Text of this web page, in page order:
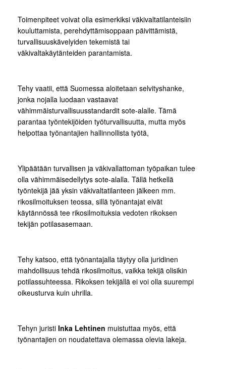
Toimenpiteet voivat olla esimerkiksi väkivaltatilanteisiin
kouluttamista, perehdyttämisoppaan päivittämistä,
turvallisuuskävelyiden tekemistä tai
väkivaltakäytänteiden parantamista.
Tehy vaatii, että Suomessa aloitetaan selvityshanke,
jonka nojalla luodaan vastaavat
vähimmäisturvallisuusstandardit sote-alalle. Tämä
parantaa työntekijöiden työturvallisuutta, mutta myös
helpottaa työnantajien hallinnollista työtä,
Ylipäätään turvallisen ja väkivallattoman työpaikan tulee
olla vähimmäisedellytys sote-alalla. Tällä hetkellä
työntekijä jää yksin väkivaltatilanteen jälkeen mm.
rikosilmoituksen teossa, sillä työnantajat eivät
käytännössä tee rikosilmoituksia vedoten rikoksen
tekijän potilasasemaan.
Tehy katsoo, että työnantajalla täytyy olla juridinen
mahdollisuus tehdä rikosilmoitus, vaikka tekijä olisikin
potilassuhteessa. Rikoksen tekijällä ei voi olla suurempi
oikeusturva kuin uhrilla.
Tehyn juristi Inka Lehtinen muistuttaa myös, että
työnantajien on noudatettava olemassa olevia lakeja.